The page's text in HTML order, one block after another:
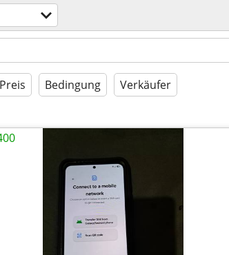
Preis Bedingung Verkäufer